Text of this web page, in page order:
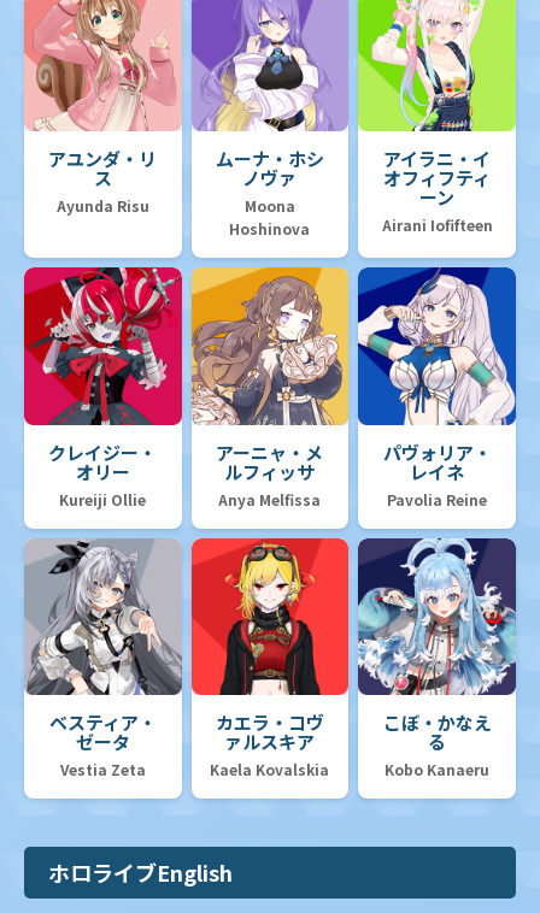
アユンダ・リ
ス
Ayunda Risu
ムーナ・ホシ
ノヴァ
Moona
Hoshinova
アイラニ・イ
オフィフティ
ーン
Airani Iofifteen
クレイジー・
オリー
Kureiji Ollie
アーニャ・メ
ルフィッサ
Anya Melfissa
パヴォリア・
レイネ
Pavolia Reine
ベスティア・
ゼータ
Vestia Zeta
カエラ・コヴ
ァルスキア
Kaela Kovalskia
こぼ・かなえ
る
Kobo Kanaeru
ホロライブEnglish